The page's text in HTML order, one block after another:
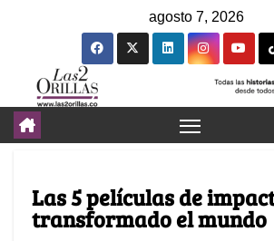
agosto 7, 2026
Las 5 películas de
transformado el mundo